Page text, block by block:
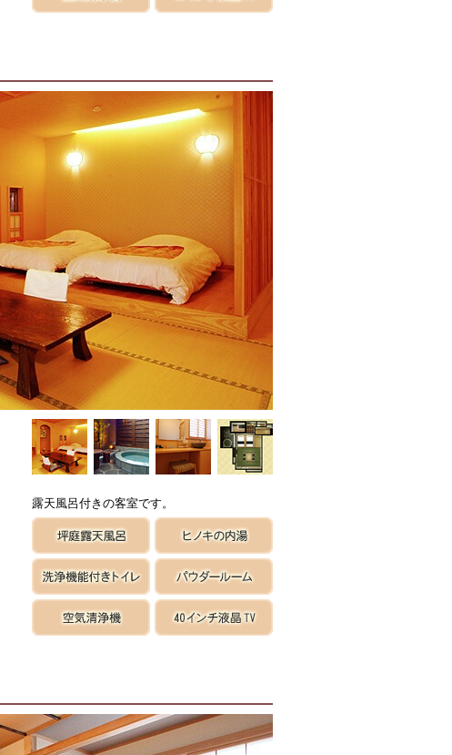
露天風呂付きの客室です。